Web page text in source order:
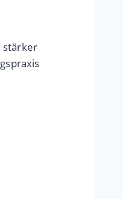
stärker